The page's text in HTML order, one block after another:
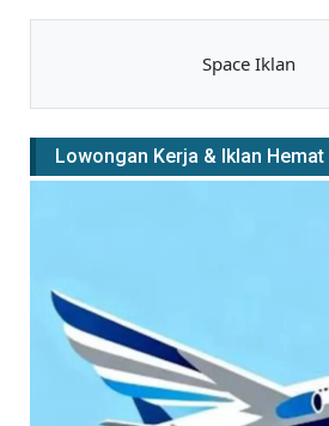
Space Iklan
Lowongan Kerja & Iklan Hemat